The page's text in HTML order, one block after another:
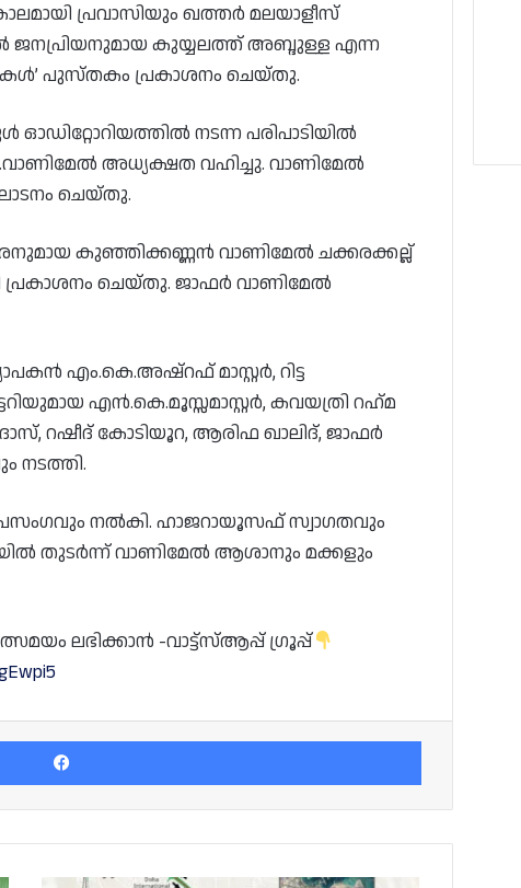
പ്രവാസിയും ഖത്തർ മലയാളീസ്
ജനപ്രിയനുമായ കുയ്യലത്ത് അബ്ദുള്ള എന്ന
പുസ്തകം പ്രകാശനം ചെയ്തു.
നടന്ന പരിപാടിയിൽ
അധ്യക്ഷത വഹിച്ചു. വാണിമേൽ
ചെയ്തു.
കുഞ്ഞിക്കണ്ണൻ വാണിമേൽ ചക്കരക്കല്ല്
ചെയ്തു. ജാഫർ വാണിമേൽ
എം.കെ.അഷ്റഫ് മാസ്റ്റർ, റിട്ട
എൻ.കെ.മൂസ്സമാസ്റ്റർ, കവയത്രി റഹ്‌മ
റഷീദ് കോടിയൂറ, ആരിഫ ഖാലിദ്, ജാഫർ
നടത്തി.
നൽകി. ഹാജറായൂസഫ് സ്വാഗതവും
തുടർന്ന് വാണിമേൽ ആശാനും മക്കളും
ലഭിക്കാൻ -വാട്ട്സ്ആപ്പ് ഗ്രൂപ്പ്
Facebook